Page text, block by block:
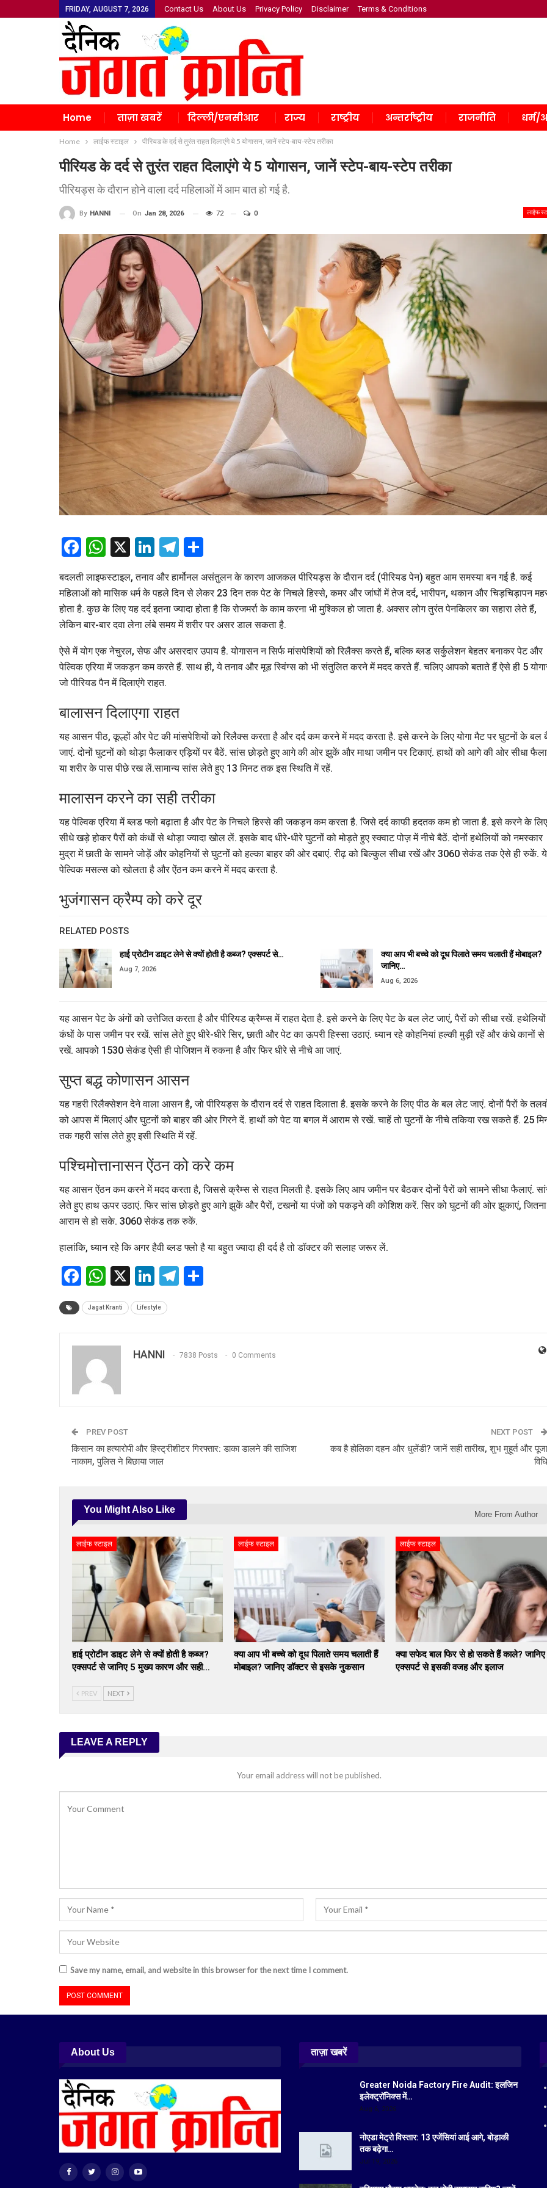
FRIDAY, AUGUST 7, 2026 Contact Us About Us Privacy Policy Disclaimer Terms & Conditions
Home ताज़ा खबरें दिल्ली/एनसीआर राज्य राष्ट्रीय अन्तर्राष्ट्रीय राजनीति धर्म/
Home लाईफ स्टाइल पीरियड के दर्द से तुरंत राहत दिलाएंगे ये 5 योगासन, जानें स्टेप-बाय-स्टेप तरीका
पीरियड के दर्द से तुरंत राहत दिलाएंगे ये 5 योगासन, जानें स्टेप-बाय-स्टेप तरीका
पीरियड्स के दौरान होने वाला दर्द महिलाओं में आम बात हो गई है.
लाईफ
By HANNI On Jan 28, 2026 72 0
Facebook
WhatsApp
X LinkedIn
Telegram
बदलती लाइफस्टाइल, तनाव और हार्मोनल असंतुलन के कारण आजकल पीरियड्स के दौरान दर्द (पीरियड पेन) बहुत आम समस्या बन गई है. कई
महिलाओं को मासिक धर्म के पहले दिन से लेकर 23 दिन तक पेट के निचले हिस्से, कमर और जांघों में तेज दर्द, भारीपन, थकान और चिड़चिड़ापन
होता है. कुछ के लिए यह दर्द इतना ज्यादा होता है कि रोजमर्रा के काम करना भी मुश्किल हो जाता है. अक्सर लोग तुरंत पेनकिलर का सहारा लेते हैं,
लेकिन बार-बार दवा लेना लंबे समय में शरीर पर असर डाल सकता है.
ऐसे में योग एक नेचुरल, सेफ और असरदार उपाय है. योगासन न सिर्फ मांसपेशियों को रिलैक्स करते हैं, बल्कि ब्लड सर्कुलेशन बेहतर बनाकर पेट और
पेल्विक एरिया में जकड़न कम करते हैं. साथ ही, ये तनाव और मूड स्विंग्स को भी संतुलित करने में मदद करते हैं. चलिए आपको बताते हैं ऐसे ही 5
जो पीरियड पैन में दिलाएंगे राहत.
बालासन दिलाएगा राहत
यह आसन पीठ, कूल्हों और पेट की मांसपेशियों को रिलैक्स करता है और दर्द कम करने में मदद करता है. इसे करने के लिए योगा मैट पर घुटनों के बल
जाएं. दोनों घुटनों को थोड़ा फैलाकर एड़ियों पर बैठें. सांस छोड़ते हुए आगे की ओर झुकें और माथा जमीन पर टिकाएं. हाथों को आगे की ओर सीधा
या शरीर के पास पीछे रख लें.सामान्य सांस लेते हुए 13 मिनट तक इस स्थिति में रहें.
मालासन करने का सही तरीका
यह पेल्विक एरिया में ब्लड फ्लो बढ़ाता है और पेट के निचले हिस्से की जकड़न कम करता है. जिसे दर्द काफी हदतक कम हो जाता है. इसे करने के लिए
सीधे खड़े होकर पैरों को कंधों से थोड़ा ज्यादा खोल लें. इसके बाद धीरे-धीरे घुटनों को मोड़ते हुए स्क्वाट पोज़ में नीचे बैठें. दोनों हथेलियों को नमस्कार
मुद्रा में छाती के सामने जोड़ें और कोहनियों से घुटनों को हल्का बाहर की ओर दबाएं. रीढ़ को बिल्कुल सीधा रखें और 3060 सेकंड तक ऐसे ही रुकें. ये
पेल्विक मसल्स को खोलता है और ऐंठन कम करने में मदद करता है.
भुजंगासन क्रैम्प को करे दूर
RELATED POSTS
हाई प्रोटीन डाइट लेने से क्यों होती है कब्ज? एक्सपर्ट से…
Aug 7, 2026
क्या आप भी बच्चे को दूध पिलाते समय चलाती हैं मोबाइल?
जानिए…
Aug 6, 2026
यह आसन पेट के अंगों को उत्तेजित करता है और पीरियड क्रैम्प्स में राहत देता है. इसे करने के लिए पेट के बल लेट जाएं, पैरों को सीधा रखें.
कंधों के पास जमीन पर रखें. सांस लेते हुए धीरे-धीरे सिर, छाती और पेट का ऊपरी हिस्सा उठाएं. ध्यान रहे कोहनियां हल्की मुड़ी रहें और कंधे कानों से
रखें. आपको 1530 सेकंड ऐसी ही पोजिशन में रुकना है और फिर धीरे से नीचे आ जाएं.
सुप्त बद्ध कोणासन आसन
यह गहरी रिलैक्सेशन देने वाला आसन है, जो पीरियड्स के दौरान दर्द से राहत दिलाता है. इसके करने के लिए पीठ के बल लेट जाएं. दोनों पैरों के
को आपस में मिलाएं और घुटनों को बाहर की ओर गिरने दें. हाथों को पेट या बगल में आराम से रखें. चाहें तो घुटनों के नीचे तकिया रख सकते हैं. 25
तक गहरी सांस लेते हुए इसी स्थिति में रहें.
पश्चिमोत्तानासन ऐंठन को करे कम
यह आसन ऐंठन कम करने में मदद करता है, जिससे क्रैम्स से राहत मिलती है. इसके लिए आप जमीन पर बैठकर दोनों पैरों को सामने सीधा फैलाएं.
लेते हुए हाथ ऊपर उठाएं. फिर सांस छोड़ते हुए आगे झुकें और पैरों, टखनों या पंजों को पकड़ने की कोशिश करें. सिर को घुटनों की ओर झुकाएं, जितना
आराम से हो सके. 3060 सेकंड तक रुकें.
हालांकि, ध्यान रहे कि अगर हैवी ब्लड फ्लो है या बहुत ज्यादा ही दर्द है तो डॉक्टर की सलाह जरूर लें.
Facebook
WhatsApp
X LinkedIn
Telegram
Jagat Kranti Lifestyle
HANNI 7838 Posts 0 Comments
PREV POST
किसान का हत्यारोपी और हिस्ट्रीशीटर गिरफ्तार: डाका डालने की साजिश
नाकाम, पुलिस ने बिछाया जाल
NEXT POST
कब है होलिका दहन और धुलेंडी? जानें सही तारीख, शुभ मुहूर्त और पूजा
विधि
You Might Also Like More From Author
लाईफ स्टाइल
हाई प्रोटीन डाइट लेने से क्यों होती है कब्ज?
एक्सपर्ट से जानिए 5 मुख्य कारण और सही…
लाईफ स्टाइल
क्या आप भी बच्चे को दूध पिलाते समय चलाती हैं
मोबाइल? जानिए डॉक्टर से इसके नुकसान
लाईफ स्टाइल
क्या सफेद बाल फिर से हो सकते हैं काले? जानिए
एक्सपर्ट से इसकी वजह और इलाज
PREV NEXT
LEAVE A REPLY
Your email address will not be published.
Save my name, email, and website in this browser for the next time I comment.
About Us ताज़ा खबरें
Greater Noida Factory Fire Audit: इलजिन
इलेक्ट्रॉनिक्स में…
Aug 6, 2026
नोएडा मेट्रो विस्तार: 13 एजेंसियां आई आगे, बोड़ाकी
तक बढ़ेगा…
Jul 19, 2026